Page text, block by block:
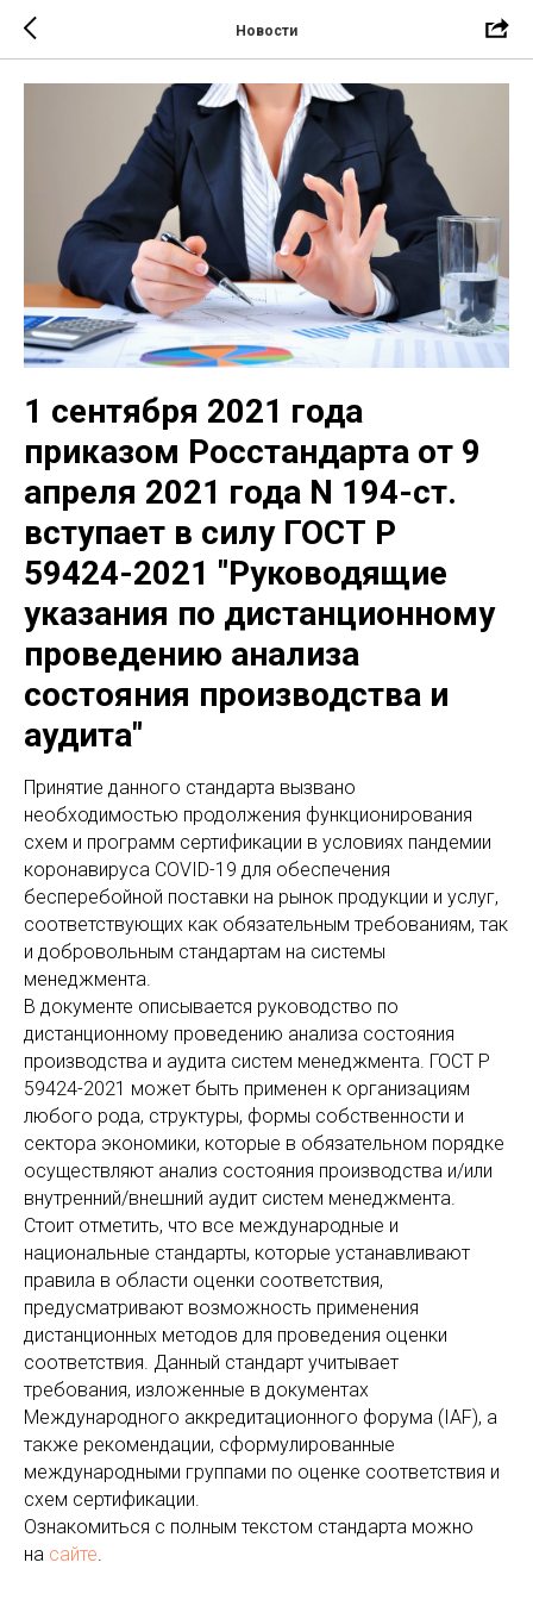
Новости
1 сентября 2021 года
приказом Росстандарта от 9
апреля 2021 года N 194-ст.
вступает в силу ГОСТ Р
59424-2021 "Руководящие
указания по дистанционному
проведению анализа
состояния производства и
аудита"
Принятие данного стандарта вызвано
необходимостью продолжения функционирования
схем и программ сертификации в условиях пандемии
коронавируса COVID-19 для обеспечения
бесперебойной поставки на рынок продукции и услуг,
соответствующих как обязательным требованиям, так
и добровольным стандартам на системы
менеджмента.
В документе описывается руководство по
дистанционному проведению анализа состояния
производства и аудита систем менеджмента. ГОСТ Р
59424-2021 может быть применен к организациям
любого рода, структуры, формы собственности и
сектора экономики, которые в обязательном порядке
осуществляют анализ состояния производства и/или
внутренний/внешний аудит систем менеджмента.
Стоит отметить, что все международные и
национальные стандарты, которые устанавливают
правила в области оценки соответствия,
предусматривают возможность применения
дистанционных методов для проведения оценки
соответствия. Данный стандарт учитывает
требования, изложенные в документах
Международного аккредитационного форума (IAF), а
также рекомендации, сформулированные
международными группами по оценке соответствия и
схем сертификации.
Ознакомиться с полным текстом стандарта можно
на сайте.